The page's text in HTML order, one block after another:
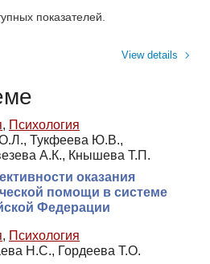
показателей.
View details
, Психология
Тукфеева Ю.В.,
А.К., Кнышева Т.П.
оказания
помощи в системе
Федерации
, Психология
Н.С., Гордеева Т.О.